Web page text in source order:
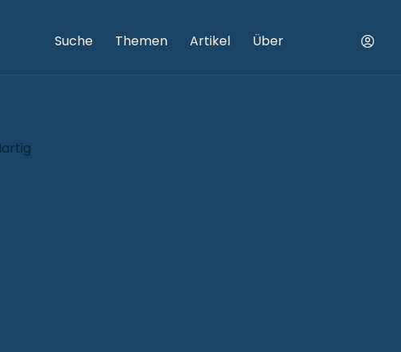
Suche Themen Artikel Über